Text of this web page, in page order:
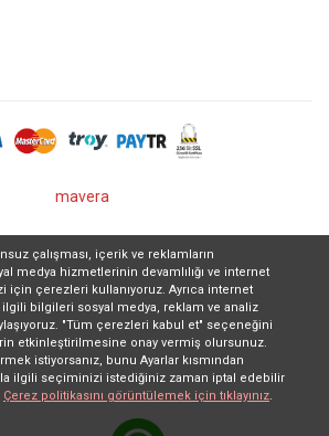
mavera
çalışması, içerik ve reklamların
medya hizmetlerinin devamlılığı ve internet
için çerezleri kullanıyoruz. Ayrıca internet
ilgili bilgileri sosyal medya, reklam ve analiz
"Tüm çerezleri kabul et" seçeneğini
etkinleştirilmesine onay vermiş olursunuz.
istiyorsanız, bunu Ayarlar kısmından
ilgili seçiminizi istediğiniz zaman iptal edebilir
Çerez politikasını görüntülemek için tıklayınız.